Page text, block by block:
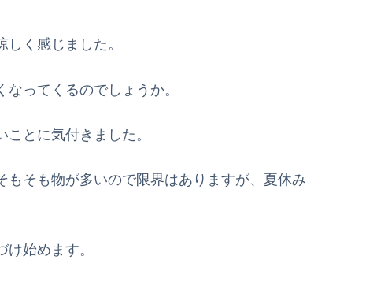
く感じました。
ってくるのでしょうか。
とに気付きました。
そも物が多いので限界はありますが、夏休み
始めます。